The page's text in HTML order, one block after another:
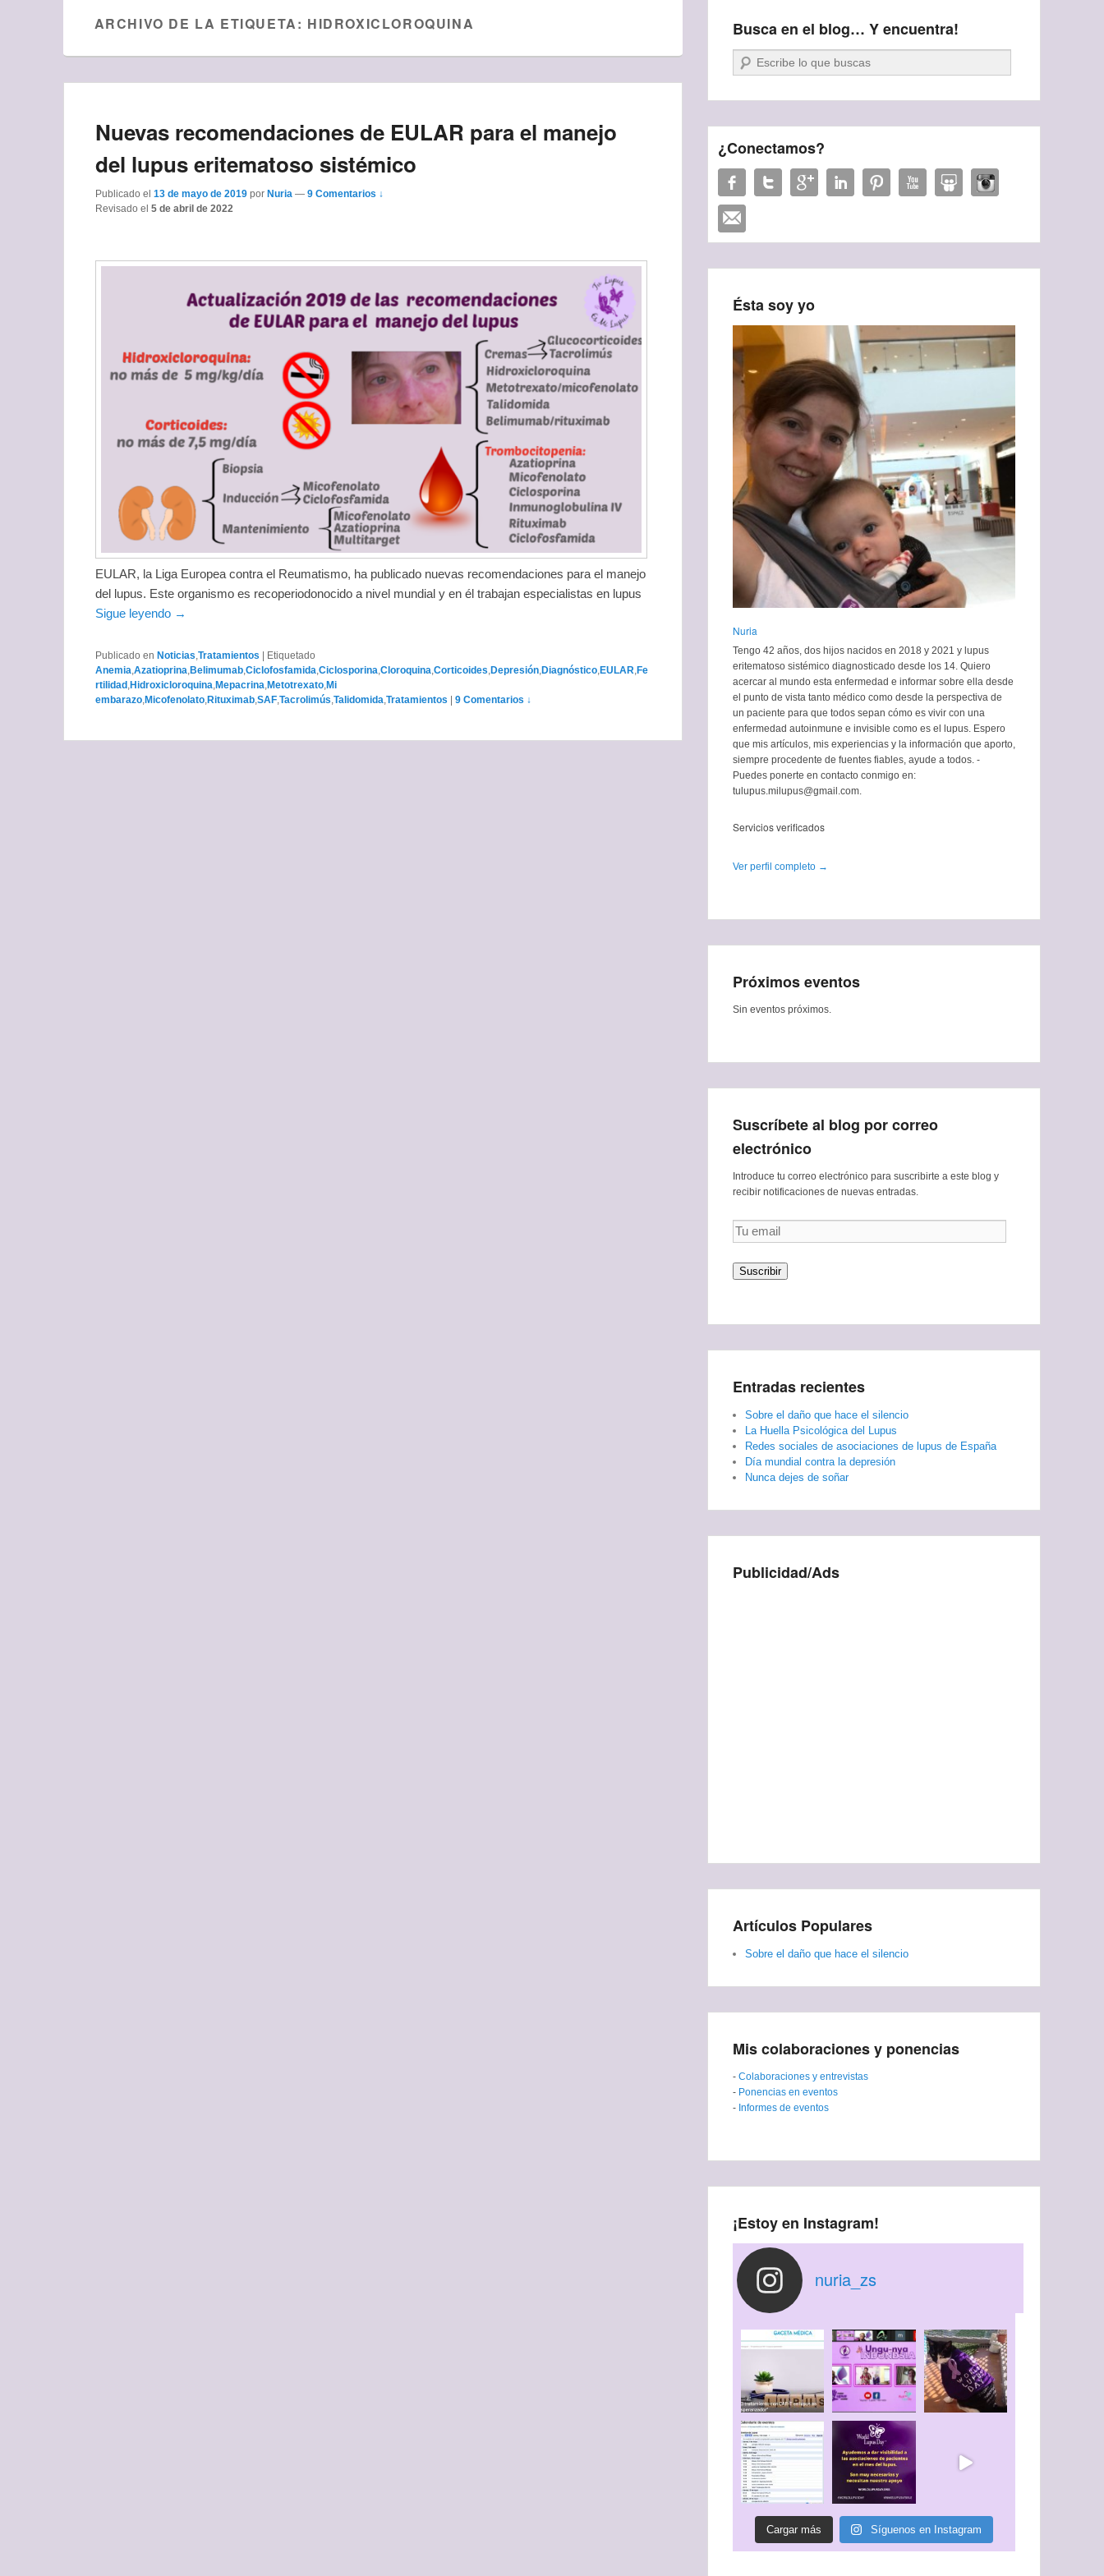
ARCHIVO DE LA ETIQUETA: HIDROXICLOROQUINA
Nuevas recomendaciones de EULAR para el manejo
del lupus eritematoso sistémico
Publicado el 13 de mayo de 2019 por Nuria — 9 Comentarios ↓
Revisado el 5 de abril de 2022
EULAR, la Liga Europea contra el Reumatismo, ha publicado nuevas recomendaciones para el manejo
del lupus. Este organismo es recoperiodonocido a nivel mundial y en él trabajan especialistas en lupus
Sigue leyendo →
Publicado en Noticias,Tratamientos
Etiquetado
Anemia,Azatioprina,Belimumab,Ciclofosfamida,Ciclosporina,Cloroquina,Corticoides,Depresión,Diagnóstico,EULAR,Fe
rtilidad ,Hidroxicloroquina,Mepacrina,Metotrexato,Mi
embarazo,Micofenolato,Rituximab,SAF,Tacrolimús,Talidomida,Tratamientos 9 Comentarios ↓
Busca en el blog… Y encuentra!
Buscar
¿Conectamos?
Ésta soy yo
Nuria
Tengo 42 años, dos hijos nacidos en 2018 y 2021 y lupus
eritematoso sistémico diagnosticado desde los 14. Quiero
acercar al mundo esta enfermedad e informar sobre ella desde
el punto de vista tanto médico como desde la perspectiva de
un paciente para que todos sepan cómo es vivir con una
enfermedad autoinmune e invisible como es el lupus. Espero
que mis artículos, mis experiencias y la información que aporto,
siempre procedente de fuentes fiables, ayude a todos. -
Puedes ponerte en contacto conmigo en:
tulupus.milupus@gmail.com.
Servicios verificados
Ver perfil completo →
Próximos eventos
Sin eventos próximos.
Suscríbete al blog por correo
electrónico
Introduce tu correo electrónico para suscribirte a este blog y
recibir notificaciones de nuevas entradas.
Tu
email
Suscribir
Entradas recientes
Sobre el daño que hace el silencio
La Huella Psicológica del Lupus
Redes sociales de asociaciones de lupus de España
Día mundial contra la depresión
Nunca dejes de soñar
Publicidad/Ads
Artículos Populares
Sobre el daño que hace el silencio
Mis colaboraciones y ponencias
- Colaboraciones y entrevistas
- Ponencias en eventos
- Informes de eventos
¡Estoy en Instagram!
nuria_zs
Cargar más Síguenos en Instagram